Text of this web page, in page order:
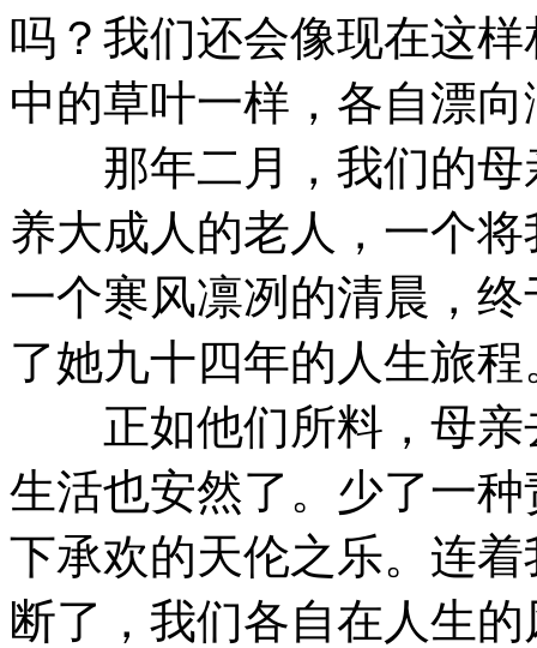
吗？我们还会像现在这
中的草叶一样，各自漂
那年二月，我们的母
养大成人的老人，一个
一个寒风凛冽的清晨，
了她九十四年的人生旅程
正如他们所料，母亲
生活也安然了。少了一
下承欢的天伦之乐。连
断了，我们各自在人生